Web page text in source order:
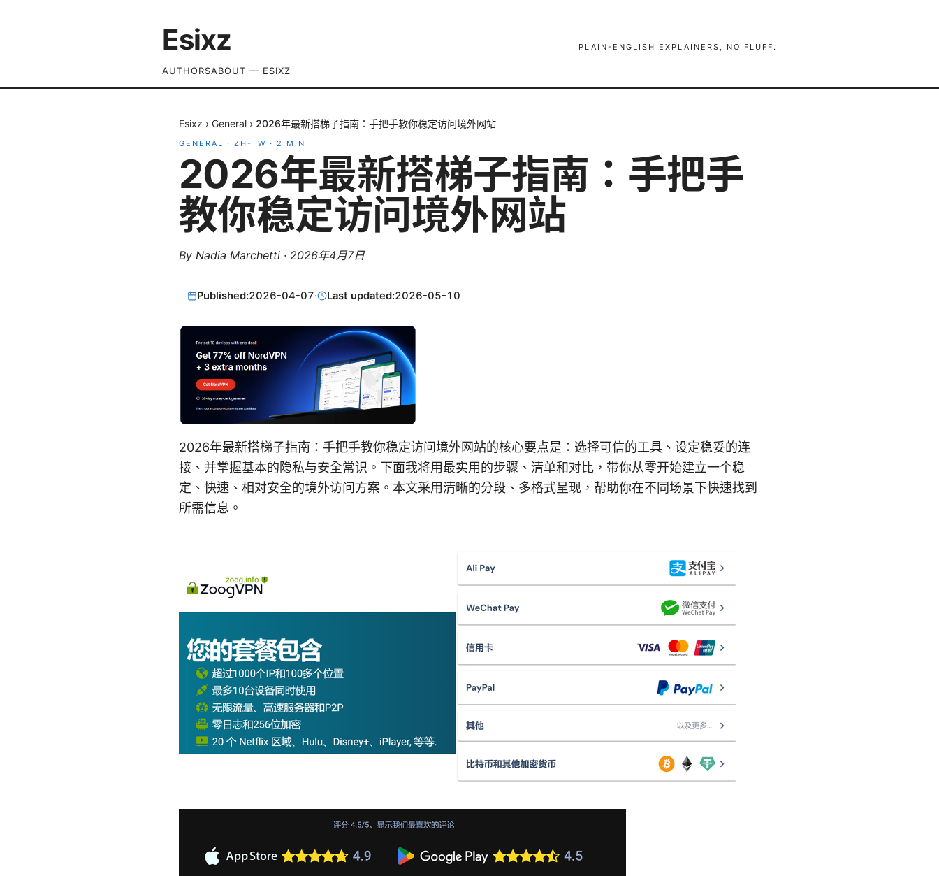
Esixz PLAIN-ENGLISH EXPLAINERS, NO FLUFF.
AUTHORSABOUT — ESIXZ
Esixz › General › 2026年最新搭梯子指南：手把手教你稳定访问境外网站
GENERAL · ZH-TW · 2 MIN
2026年最新搭梯子指南：手把手
教你稳定访问境外网站
By Nadia Marchetti · 2026年4月7日
Published:2026-04-07· Last updated:2026-05-10
2026年最新搭梯子指南：手把手教你稳定访问境外网站的核心要点是：选择可信的工具、设定稳妥的连
接、并掌握基本的隐私与安全常识。下面我将用最实用的步骤、清单和对比，带你从零开始建立一个稳
定、快速、相对安全的境外访问方案。本文采用清晰的分段、多格式呈现，帮助你在不同场景下快速找到
所需信息。